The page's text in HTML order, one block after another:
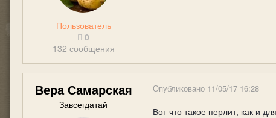
Пользователь
0
132 сообщения
Вера Самарская
Завсегдатай
Опубликовано 11/05/17 16:28
Вот что такое перлит, как и